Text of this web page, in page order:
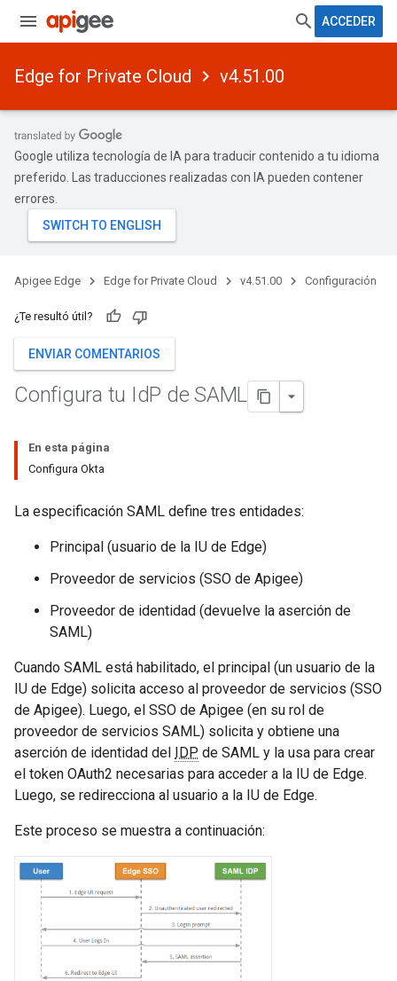
ACCEDER
Edge for Private Cloud v4.51.00
Google utiliza tecnología de IA para traducir contenido a tu idioma
preferido. Las traducciones realizadas con IA pueden contener
errores.
Apigee Edge Edge for Private Cloud v4.51.00 Configuración
¿Te resultó útil?
ENVIAR COMENTARIOS
Configura tu IdP de SAML
En esta página
Configura Okta
La especificación SAML define tres entidades:
Principal (usuario de la IU de Edge)
Proveedor de servicios (SSO de Apigee)
Proveedor de identidad (devuelve la aserción de
SAML)
Cuando SAML está habilitado, el principal (un usuario de la
IU de Edge) solicita acceso al proveedor de servicios (SSO
de Apigee). Luego, el SSO de Apigee (en su rol de
proveedor de servicios SAML) solicita y obtiene una
aserción de identidad del IDP de SAML y la usa para crear
el token OAuth2 necesarias para acceder a la IU de Edge.
Luego, se redirecciona al usuario a la IU de Edge.
Este proceso se muestra a continuación: